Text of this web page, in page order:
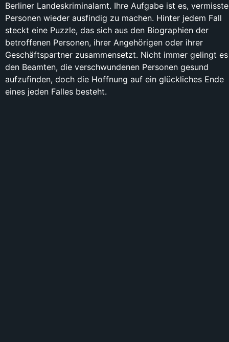
Berliner Landeskriminalamt. Ihre Aufgabe ist es, vermisste
Personen wieder ausfindig zu machen. Hinter jedem Fall
steckt eine Puzzle, das sich aus den Biographien der
betroffenen Personen, ihrer Angehörigen oder ihrer
Geschäftspartner zusammensetzt. Nicht immer gelingt es
den Beamten, die verschwundenen Personen gesund
aufzufinden, doch die Hoffnung auf ein glückliches Ende
eines jeden Falles besteht.